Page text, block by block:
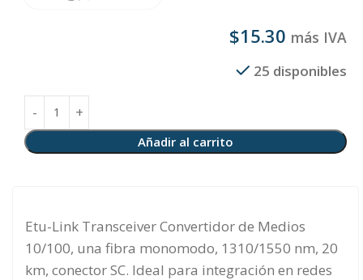
$15.30 más IVA
25 disponibles
Añadir al carrito
Etu-Link Transceiver Convertidor de Medios
10/100, una fibra monomodo, 1310/1550 nm, 20
km, conector SC. Ideal para integración en redes